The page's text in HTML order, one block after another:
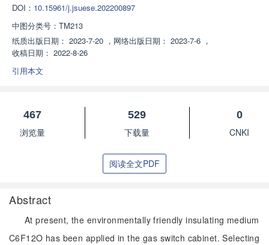
DOI： 10.15961/j.jsuese.202200897
中图分类号： TM213
纸质出版日期： 2023-7-20 ， 网络出版日期： 2023-7-6 ，
收稿日期： 2022-8-26
引用本文
467
浏览量
529
下载量
0
CNKI
阅读全文PDF
Abstract
At present, the environmentally friendly insulating medium
C6F12O has been applied in the gas switch cabinet. Selecting